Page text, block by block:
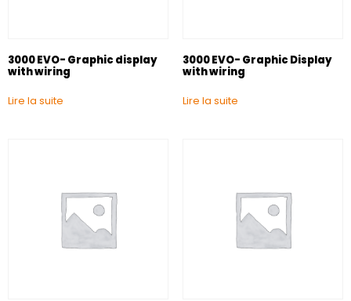
3000 EVO- Graphic display
with wiring
Lire la suite
3000 EVO- Graphic Display
with wiring
Lire la suite